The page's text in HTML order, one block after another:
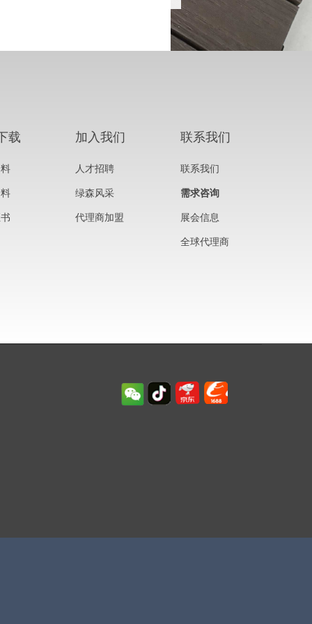
联系我们
联系我们
需求咨询
展会信息
全球代理商
加入我们
人才招聘
绿森风采
代理商加盟
载